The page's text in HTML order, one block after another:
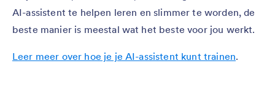
AI-assistent te helpen leren en slimmer te worden, de
beste manier is meestal wat het beste voor jou werkt.
Leer meer over hoe je je AI-assistent kunt trainen.